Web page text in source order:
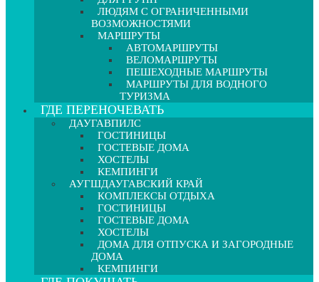
ЛЮДЯМ С ОГРАНИЧЕННЫМИ
ВОЗМОЖНОСТЯМИ
МАРШРУТЫ
АВТОМАРШРУТЫ
ВЕЛОМАРШРУТЫ
ПЕШЕХОДНЫЕ МАРШРУТЫ
МАРШРУТЫ ДЛЯ ВОДНОГО
ТУРИЗМА
ГДЕ ПЕРЕНОЧЕВАТЬ
ДАУГАВПИЛС
ГОСТИНИЦЫ
ГОСТЕВЫЕ ДОМА
ХОСТЕЛЫ
КЕМПИНГИ
АУГШДАУГАВСКИЙ КРАЙ
КОМПЛЕКСЫ ОТДЫХА
ГОСТИНИЦЫ
ГОСТЕВЫЕ ДОМА
ХОСТЕЛЫ
ДОМА ДЛЯ ОТПУСКА И ЗАГОРОДНЫЕ
ДОМА
КЕМПИНГИ